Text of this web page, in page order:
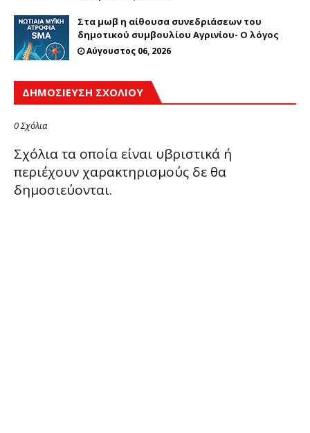
Στα μωβ η αίθουσα συνεδριάσεων του
δημοτικού συμβουλίου Αγρινίου- Ο λόγος
Αύγουστος 06, 2026
ΔΗΜΟΣΊΕΥΣΗ ΣΧΟΛΊΟΥ
0 Σχόλια
Σχόλια τα οποία είναι υβριστικά ή
περιέχουν χαρακτηρισμούς δε θα
δημοσιεύονται.